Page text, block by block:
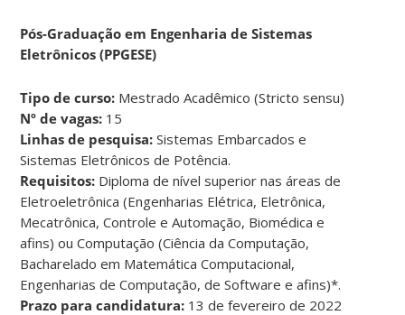
Pós-Graduação em Engenharia de Sistemas
Eletrônicos (PPGESE)
Tipo de curso: Mestrado Acadêmico (Stricto sensu)
Nº de vagas: 15
Linhas de pesquisa: Sistemas Embarcados e
Sistemas Eletrônicos de Potência.
Requisitos: Diploma de nível superior nas áreas de
Eletroeletrônica (Engenharias Elétrica, Eletrônica,
Mecatrônica, Controle e Automação, Biomédica e
afins) ou Computação (Ciência da Computação,
Bacharelado em Matemática Computacional,
Engenharias de Computação, de Software e afins)*.
Prazo para candidatura: 13 de fevereiro de 2022